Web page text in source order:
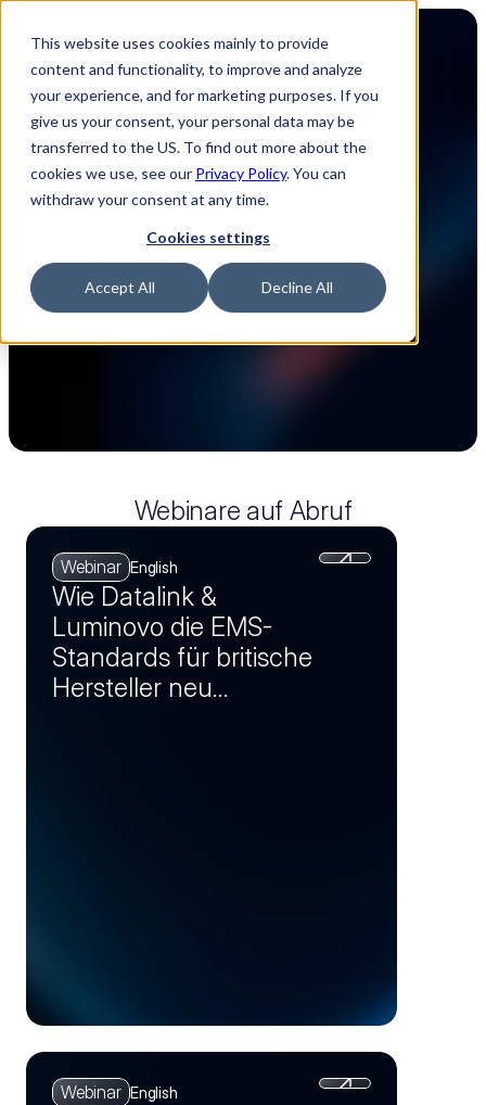
This website uses cookies mainly to provide
content and functionality, to improve and analyze
your experience, and for marketing purposes. If you
give us your consent, your personal data may be
transferred to the US. To find out more about the
cookies we use, see our Privacy Policy. You can
withdraw your consent at any time.
Cookies settings
Accept All Decline All
Webinare
Webinare, die Ihnen helfen, im rasch
fortschreitenden Technologiebereich immer
einen Schritt voraus zu sein. Erhalten Sie
wertvolle Einblicke, Trends und umsetzbare
Webinare auf Abruf
Webinar English
Wie Datalink &
Luminovo die EMS-
Standards für britische
Hersteller neu
Webinar English